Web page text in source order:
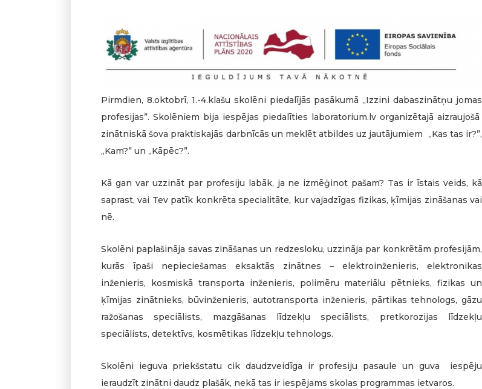
Pirmdien, 8.oktobrī, 1.-4.klašu skolēni piedalījās pasākumā „Izzini dabaszinātņu jomas
profesijas”. Skolēniem bija iespējas piedalīties laboratorium.lv organizētajā aizraujošā
zinātniskā šova praktiskajās darbnīcās un meklēt atbildes uz jautājumiem „Kas tas ir?”,
„Kam?” un „Kāpēc?”.
Kā gan var uzzināt par profesiju labāk, ja ne izmēģinot pašam? Tas ir īstais veids, kā
saprast, vai Tev patīk konkrēta specialitāte, kur vajadzīgas fizikas, ķīmijas zināšanas vai
nē.
Skolēni paplašināja savas zināšanas un redzesloku, uzzināja par konkrētām profesijām,
kurās īpaši nepieciešamas eksaktās zinātnes – elektroinženieris, elektronikas
inženieris, kosmiskā transporta inženieris, polimēru materiālu pētnieks, fizikas un
ķīmijas zinātnieks, būvinženieris, autotransporta inženieris, pārtikas tehnologs, gāzu
ražošanas speciālists, mazgāšanas līdzekļu speciālists, pretkorozijas līdzekļu
speciālists, detektīvs, kosmētikas līdzekļu tehnologs.
Skolēni ieguva priekšstatu cik daudzveidīga ir profesiju pasaule un guva iespēju
ieraudzīt zinātni daudz plašāk, nekā tas ir iespējams skolas programmas ietvaros.